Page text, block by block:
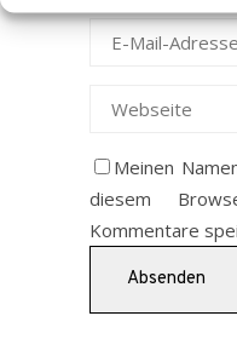
Meinen
diesem
Kommentare